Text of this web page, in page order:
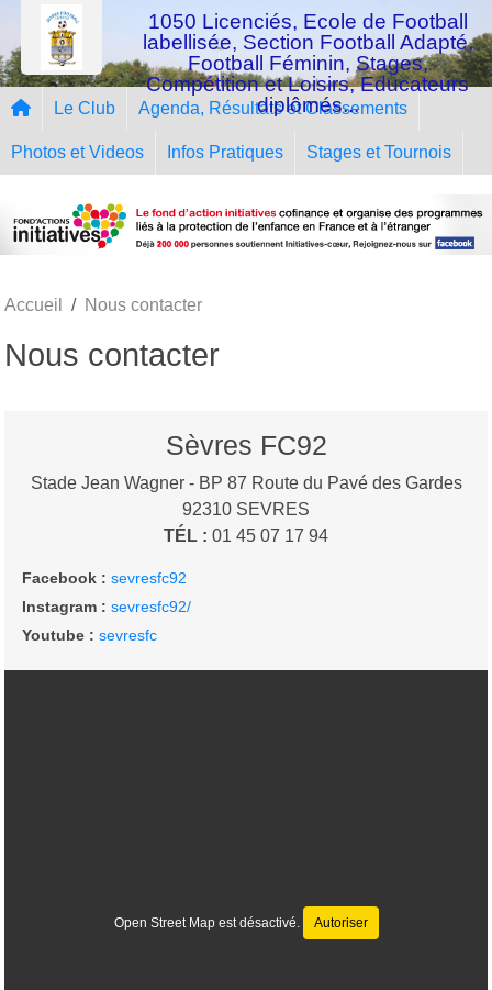
1050 Licenciés, Ecole de Football
labellisée, Section Football Adapté,
Football Féminin, Stages,
Compétition et Loisirs, Educateurs
diplômés...
Le Club Agenda, Résultats et Classements
Photos et Videos Infos Pratiques Stages et Tournois
Accueil Nous contacter
Nous contacter
Sèvres FC92
Stade Jean Wagner - BP 87 Route du Pavé des Gardes
92310 SEVRES
TÉL : 01 45 07 17 94
Facebook : sevresfc92
Instagram : sevresfc92/
Youtube : sevresfc
Open Street Map est désactivé. Autoriser
Panneau de gestion des cookies